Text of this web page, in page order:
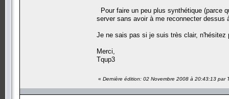
Pour faire un peu plus synthétique (parce
server sans avoir à me reconnecter dessus
Je ne sais pas si je suis très clair,
Merci,
Tqup3
« Dernière édition: 02 Novembre 2008 à 20:43:13 par